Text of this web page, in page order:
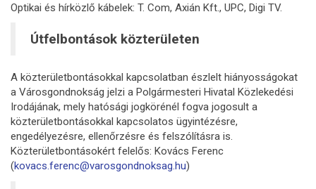
Optikai és hírközlő kábelek: T. Com, Axián Kft., UPC, Digi TV.
Útfelbontások közterületen
A közterületbontásokkal kapcsolatban észlelt hiányosságokat
a Városgondnokság jelzi a Polgármesteri Hivatal Közlekedési
Irodájának, mely hatósági jogkörénél fogva jogosult a
közterületbontásokkal kapcsolatos ügyintézésre,
engedélyezésre, ellenőrzésre és felszólításra is.
Közterületbontásokért felelős: Kovács Ferenc
(kovacs.ferenc@varosgondnoksag.hu)